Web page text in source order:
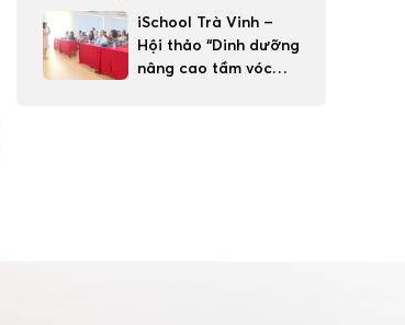
iSchool Trà Vinh –
Hội thảo “Dinh dưỡng
nâng cao tầm vóc